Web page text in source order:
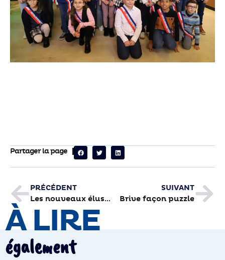
Partager la page
PRÉCÉDENT
Les nouveaux élus du CME ont pris leurs fonctions
SUIVANT
Brive façon puzzle
À LIRE
également